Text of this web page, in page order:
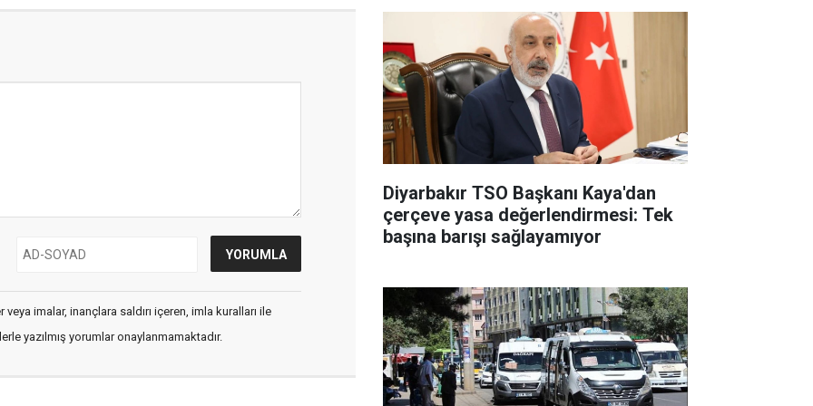
imalar, inançlara saldırı içeren, imla kuralları ile
yazılmış yorumlar onaylanmamaktadır.
Diyarbakır TSO Başkanı Kaya'dan
çerçeve yasa değerlendirmesi: Tek
başına barışı sağlayamıyor